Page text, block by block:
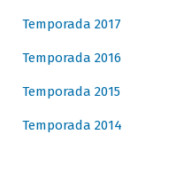
Temporada 2017
Temporada 2016
Temporada 2015
Temporada 2014